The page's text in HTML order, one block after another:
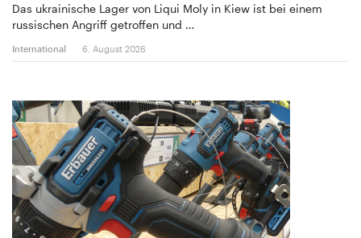
Das ukrainische Lager von Liqui Moly in Kiew ist bei einem
russischen Angriff getroffen und …
International 6. August 2026